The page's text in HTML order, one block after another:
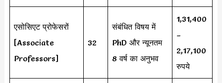
एसोसिएट प्रोफेसरों
[Associate
Professors]
32
संबंधित विषय में
PhD और न्यूनतम
8 वर्ष का अनुभव
1,31,400
–
2,17,100
रुपये